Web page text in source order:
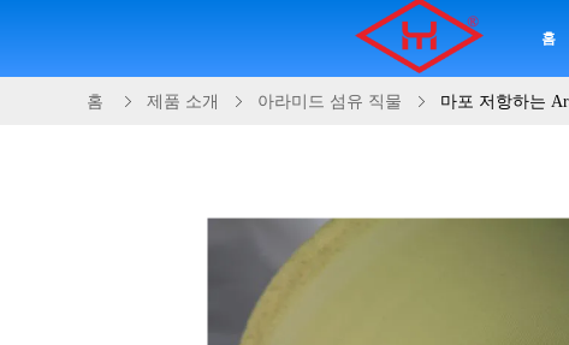
홈
홈 제품 소개 아라미드 섬유 직물 마포 저항하는